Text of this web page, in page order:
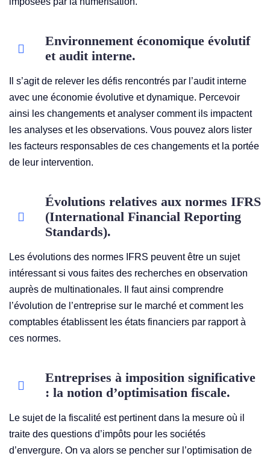
Environnement économique évolutif
et audit interne.
Il s’agit de relever les défis rencontrés par l’audit interne
avec une économie évolutive et dynamique. Percevoir
ainsi les changements et analyser comment ils impactent
les analyses et les observations. Vous pouvez alors lister
les facteurs responsables de ces changements et la portée
de leur intervention.
Évolutions relatives aux normes IFRS
(International Financial Reporting
Standards).
Les évolutions des normes IFRS peuvent être un sujet
intéressant si vous faites des recherches en observation
auprès de multinationales. Il faut ainsi comprendre
l’évolution de l’entreprise sur le marché et comment les
comptables établissent les états financiers par rapport à
ces normes.
Entreprises à imposition significative
: la notion d’optimisation fiscale.
Le sujet de la fiscalité est pertinent dans la mesure où il
traite des questions d’impôts pour les sociétés
d’envergure. On va alors se pencher sur l’optimisation de